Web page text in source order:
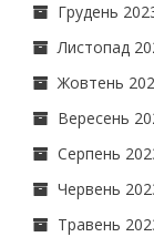
Грудень
Листопад
Жовтень
Вересень
Серпень
Червень
Травень